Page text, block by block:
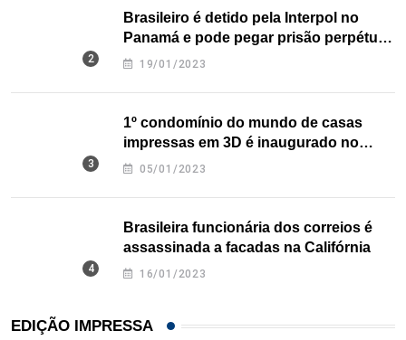
Brasileiro é detido pela Interpol no
Panamá e pode pegar prisão perpétua
nos EUA
19/01/2023
1º condomínio do mundo de casas
impressas em 3D é inaugurado no
Texas
05/01/2023
Brasileira funcionária dos correios é
assassinada a facadas na Califórnia
16/01/2023
EDIÇÃO IMPRESSA